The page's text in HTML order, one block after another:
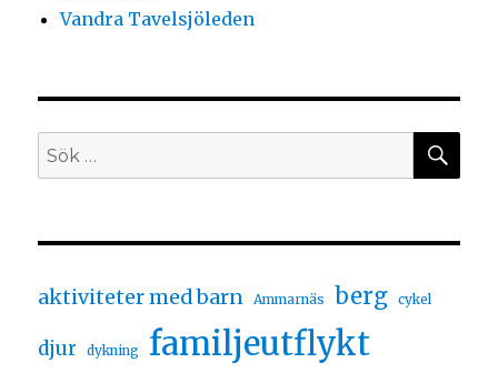
Vandra Tavelsjöleden
aktiviteter med barn Ammarnäs berg cykel
djur dykning familjeutflykt